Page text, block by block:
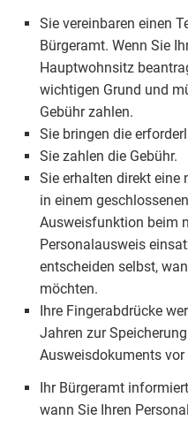
Sie vereinbaren einen
Bürgeramt. Wenn Sie
Hauptwohnsitz
wichtigen Grund und
Gebühr zahlen.
Sie bringen die
Sie zahlen die Gebühr.
Sie erhalten direkt eine
in einem
Ausweisfunktion beim
Personalausweis
entscheiden selbst,
möchten.
Ihre Fingerabdrücke
Jahren zur
Ausweisdokuments
Ihr Bürgeramt
wann Sie Ihren